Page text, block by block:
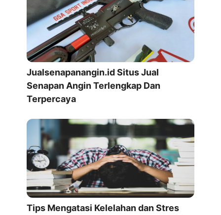
Jualsenapanangin.id Situs Jual
Senapan Angin Terlengkap Dan
Terpercaya
Tips Mengatasi Kelelahan dan Stres